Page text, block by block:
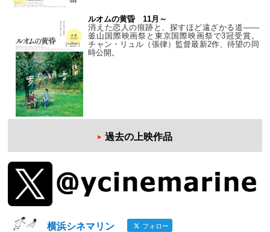
ルオムの黄昏 11月～
消えた恋人の痕跡と、探すほど遠ざかる道——
釜山国際映画祭と東京国際映画祭で3冠受賞。
チャン・リュル（張律）監督最新2作、待望の同
時公開。
過去の上映作品
横浜シネマリン フォロー